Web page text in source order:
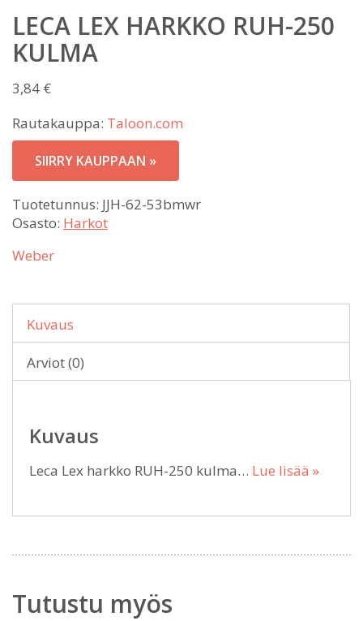
LECA LEX HARKKO RUH-250
KULMA
3,84 €
Rautakauppa: Taloon.com
SIIRRY KAUPPAAN »
Tuotetunnus: JJH-62-53bmwr
Osasto: Harkot
Weber
Kuvaus
Arviot (0)
Kuvaus
Leca Lex harkko RUH-250 kulma… Lue lisää »
Tutustu myös